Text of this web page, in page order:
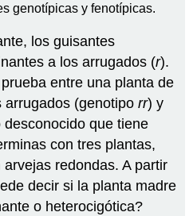
genotípicas y fenotípicas.
los guisantes
a los arrugados (r).
entre una planta de
arrugados (genotiporr) y
que tiene
con tres plantas,
redondas. A partir
decir si la planta madre
o heterocigótica?